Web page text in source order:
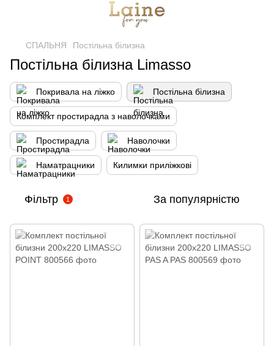
СПАЛЬНЯ Постільна білизна
Постільна білизна Limasso
Покривала на ліжко Постільна білизна
Комплект простирадла з наволочками
Простирадла Наволочки
Наматрацники Килимки приліжкові
Фільтр 1 За популярністю